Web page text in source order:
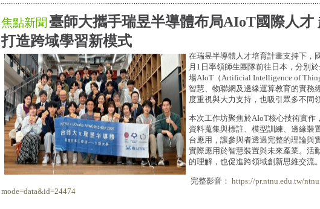
焦點新聞臺師大攜手瑞昱半導體布局AIoT國際人才
打造跨域學習新模式
在瑞昱半導體人才培育計畫支持下，
月1日率領師生團隊前往日本，分別
場AIoT（Artificial Intelligence of
智慧、物聯網及邊緣運算教育的實務
度重視與大力支持，也吸引眾多不同
本次工作坊聚焦於AIoT核心技術實作
資料蒐集與標註、模型訓練、邊緣裝
台應用，讓參與者透過完整的理論與
實際應用於智慧裝置與未來產業。活
的理解，也促進跨領域創新思維交流。
完整影音： https://pr.ntnu.edu.tw/
mode=data&id=24474